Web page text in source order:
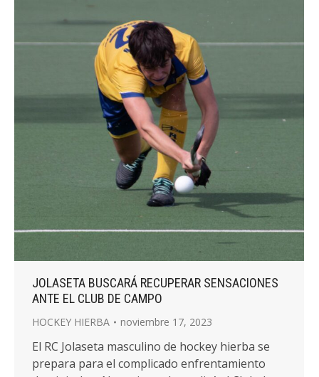
JOLASETA BUSCARÁ RECUPERAR SENSACIONES
ANTE EL CLUB DE CAMPO
HOCKEY HIERBA noviembre 17, 2023
El RC Jolaseta masculino de hockey hierba se
prepara para el complicado enfrentamiento